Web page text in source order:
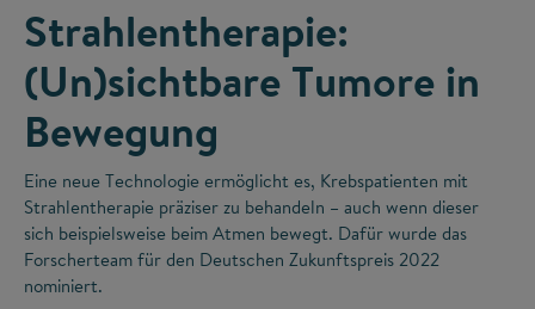
Strahlentherapie:
(Un)sichtbare Tumore in
Bewegung
Eine neue Technologie ermöglicht es, Krebspatienten mit
Strahlentherapie präziser zu behandeln – auch wenn dieser
sich beispielsweise beim Atmen bewegt. Dafür wurde das
Forscherteam für den Deutschen Zukunftspreis 2022
nominiert.